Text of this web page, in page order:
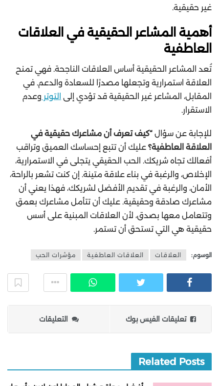
غير حقيقية.
أهمية المشاعر الحقيقية في العلاقات
العاطفية
تُعد المشاعر الحقيقية أساس العلاقات الناجحة. فهي تمنح
العلاقة استمرارية وتجعلها مصدرًا للسعادة والدعم. في
المقابل، المشاعر غير الحقيقية قد تؤدي إلى التوتر وعدم
الاستقرار.
للإجابة عن سؤال “كيف تعرف أن مشاعرك حقيقية في
العلاقة العاطفية؟عليك أن تتبع إحساسك العميق وتراقب
أفعالك تجاه شريكك. الحب الحقيقي يتجلى في الاستمرارية،
الإخلاص، والرغبة في بناء علاقة متينة. إن كنت تشعر بالراحة،
الأمان، والرغبة في تقديم الأفضل لشريكك، فهذا يعني أن
مشاعرك صادقة وحقيقية. عليك أن تتأمل مشاعرك بعمق
وتتعامل معها بصدق، لأن العلاقات المبنية على أسس
حقيقية هي التي تستحق أن تستمر.
الوسوم: العلاقات العلاقات العاطفية مؤشرات الحب
تعليقات الفيس بوك التعليقات
Related Posts